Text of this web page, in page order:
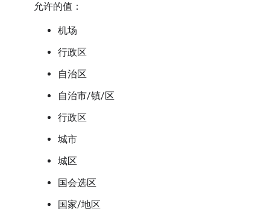
允许的值：
机场
行政区
自治区
自治市/镇/区
行政区
城市
城区
国会选区
国家/地区